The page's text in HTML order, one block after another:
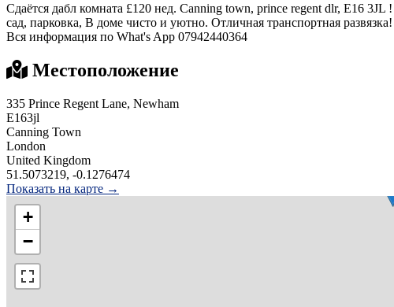
Сдаётся дабл комната £120 нед. Canning town, prince regent dlr, E16
сад, парковка, В доме чисто и уютно. Отличная транспортная
Вся информация по What's App 07942440364
Местоположение
335 Prince Regent Lane, Newham
E163jl
Canning Town
London
United Kingdom
51.5073219, -0.1276474
Показать на карте →
+
−